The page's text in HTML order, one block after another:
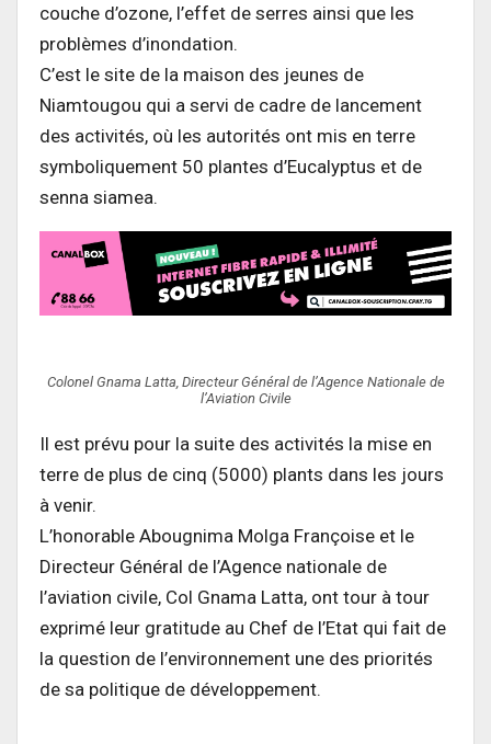
couche d’ozone, l’effet de serres ainsi que les
problèmes d’inondation.
C’est le site de la maison des jeunes de
Niamtougou qui a servi de cadre de lancement
des activités, où les autorités ont mis en terre
symboliquement 50 plantes d’Eucalyptus et de
senna siamea.
Colonel Gnama Latta, Directeur Général de l’Agence Nationale de
l’Aviation Civile
Il est prévu pour la suite des activités la mise en
terre de plus de cinq (5000) plants dans les jours
à venir.
L’honorable Abougnima Molga Françoise et le
Directeur Général de l’Agence nationale de
l’aviation civile, Col Gnama Latta, ont tour à tour
exprimé leur gratitude au Chef de l’Etat qui fait de
la question de l’environnement une des priorités
de sa politique de développement.